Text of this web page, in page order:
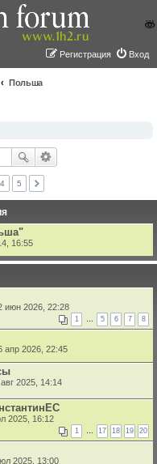
Вход
Регистрация
Польша
4 5
16:55
июн 2026, 22:28
1 … 5 6 7 8
апр 2026, 22:45
2025, 14:14
2025, 16:12
1 … 17 18 19 20
2025, 13:00